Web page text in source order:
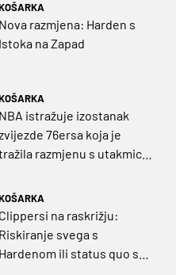
Nova razmjena: Harden s
Istoka na Zapad
NBA istražuje izostanak
76ersa koja je
razmjenu s utakmice
Clippersi na raskrižju:
Riskiranje svega s
Hardenom ili status quo s